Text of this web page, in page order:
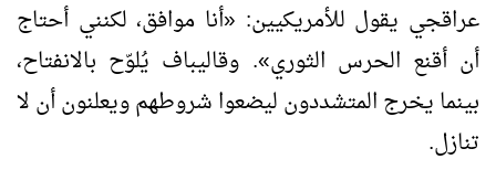
عراقجي يقول للأمريكيين: «أنا موافق، لكنني أحتاج
أن أقنع الحرس الثوري». وقاليباف يُلوّح بالانفتاح،
بينما يخرج المتشددون ليضعوا شروطهم ويعلنون أن لا
تنازل.